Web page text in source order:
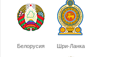
Белорусия Шри-Ланка